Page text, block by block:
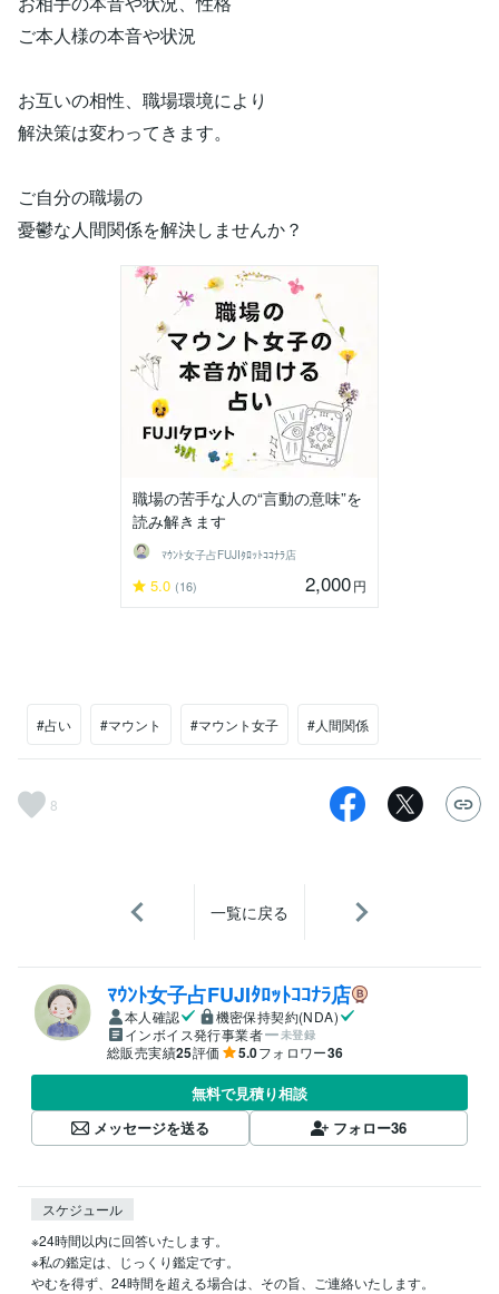
ご本人様の本音や状況
お互いの相性、職場環境により
解決策は変わってきます。
ご自分の職場の
憂鬱な人間関係を解決しませんか？
職場の苦手な人の“言動の意味”を
読み解きます
ﾏｳﾝﾄ女子占FUJIﾀﾛｯﾄｺｺﾅﾗ店
5.0 (16) 2,000円
#占い #マウント #マウント女子 #人間関係
8
一覧に戻る
ﾏｳﾝﾄ女子占FUJIﾀﾛｯﾄｺｺﾅﾗ店
本人確認
機密保持契約(NDA)
インボイス発行事業者
未登録
総販売実績25評価 5.0フォロワー36
無料で見積り相談
メッセージを送る
フォロー36
スケジュール
※24時間以内に回答いたします。
※私の鑑定は、じっくり鑑定です。
やむを得ず、24時間を超える場合は、その旨、ご連絡いたします。